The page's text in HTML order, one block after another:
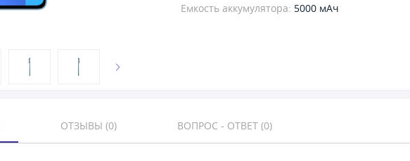
Емкость аккумулятора: 5000 мАч
ОТЗЫВЫ (0) ВОПРОС - ОТВЕТ (0)